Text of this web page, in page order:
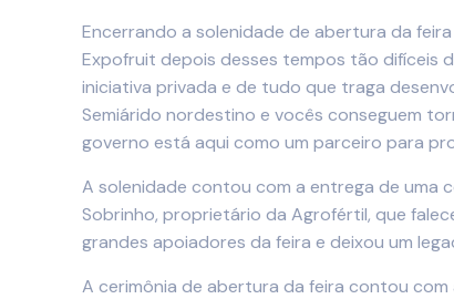
Encerrando a solenidade de abertura da
Expofruit depois desses tempos tão difíceis
iniciativa privada e de tudo que traga
Semiárido nordestino e vocês conseguem
governo está aqui como um parceiro para
A solenidade contou com a entrega de uma
Sobrinho, proprietário da Agrofértil, que
grandes apoiadores da feira e deixou um
A cerimônia de abertura da feira contou